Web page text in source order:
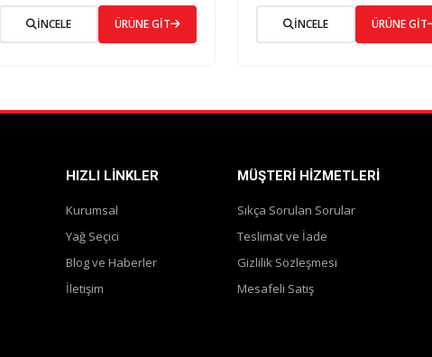
İNCELE ÜRÜNE GİT İNCELE ÜRÜNE GİT
HIZLI LINKLER
Kurumsal
Yağ Seçici
Blog ve Haberler
İletişim
MÜŞTERI HIZMETLERI
Sıkça Sorulan Sorular
Teslimat ve İade
Gizlilik Sözleşmesi
Mesafeli Satış